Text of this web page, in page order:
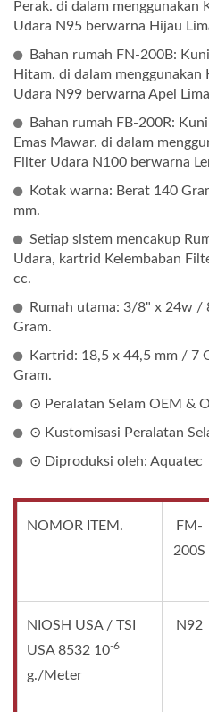
Perak. di dalam
Udara N95 berwarna Hijau
Bahan rumah FN-200B:
Hitam. di dalam
Udara N99 berwarna Apel
Bahan rumah FB-200R:
Emas Mawar. di dalam
Filter Udara N100 berwarna
Kotak warna: Berat 140
mm.
Setiap sistem mencakup
Udara, kartrid Kelembaban
cc.
Rumah utama: 3/8" x 24w /
Gram.
Kartrid: 18,5 x 44,5 mm / 7
Gram.
⊙ Peralatan Selam OEM &
⊙ Kustomisasi Peralatan
⊙ Diproduksi oleh: Aquatec
NOMOR ITEM.
FM-
200S
NIOSH USA / TSI
USA 8532 10-6
g./Meter
N92